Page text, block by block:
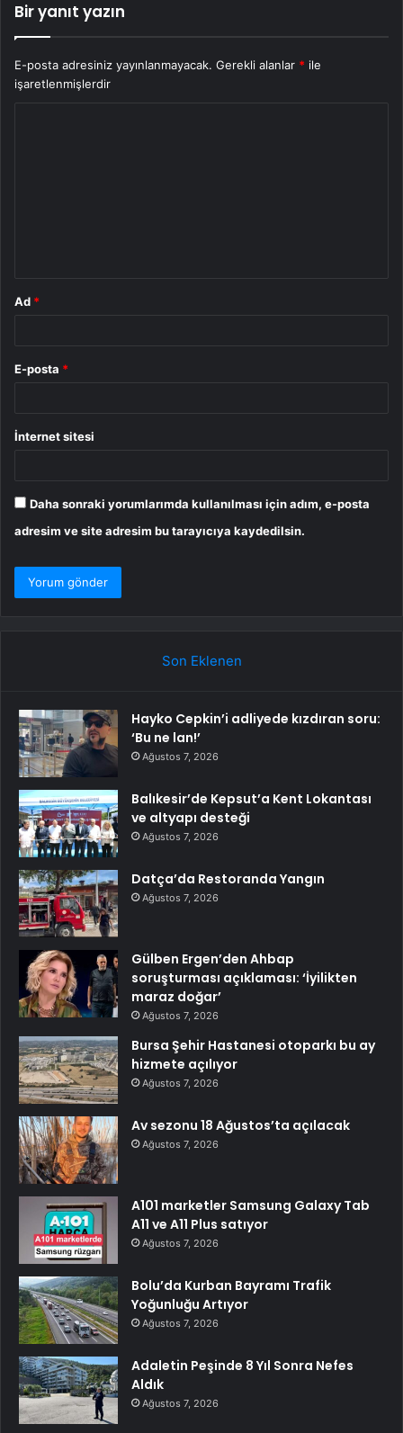
Bir yanıt yazın
E-posta adresiniz yayınlanmayacak. Gerekli alanlar * ile
işaretlenmişlerdir
Ad *
E-posta *
İnternet sitesi
Daha sonraki yorumlarımda kullanılması için adım, e-posta
adresim ve site adresim bu tarayıcıya kaydedilsin.
Son Eklenen
Hayko Cepkin’i adliyede kızdıran soru:
‘Bu ne lan!’
Ağustos 7, 2026
Balıkesir’de Kepsut’a Kent Lokantası
ve altyapı desteği
Ağustos 7, 2026
Datça’da Restoranda Yangın
Ağustos 7, 2026
Gülben Ergen’den Ahbap
soruşturması açıklaması: ‘İyilikten
maraz doğar’
Ağustos 7, 2026
Bursa Şehir Hastanesi otoparkı bu ay
hizmete açılıyor
Ağustos 7, 2026
Av sezonu 18 Ağustos’ta açılacak
Ağustos 7, 2026
A101 marketler Samsung Galaxy Tab
A11 ve A11 Plus satıyor
Ağustos 7, 2026
Bolu’da Kurban Bayramı Trafik
Yoğunluğu Artıyor
Ağustos 7, 2026
Adaletin Peşinde 8 Yıl Sonra Nefes
Aldık
Ağustos 7, 2026